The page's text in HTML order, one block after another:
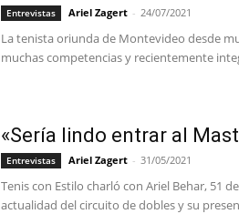
Entrevistas Ariel Zagert - 24/07/2021
La tenista oriunda de Montevideo desde
muchas competencias y recientemente
«Sería lindo entrar al
Entrevistas Ariel Zagert - 31/05/2021
Tenis con Estilo charló con Ariel Behar, 51
actualidad del circuito de dobles y su